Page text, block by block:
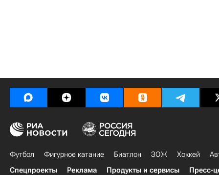
Футбол Фигурное катание Биатлон ЗОЖ Хоккей
Спецпроекты
Реклама Продукты и сервисы Пресс-